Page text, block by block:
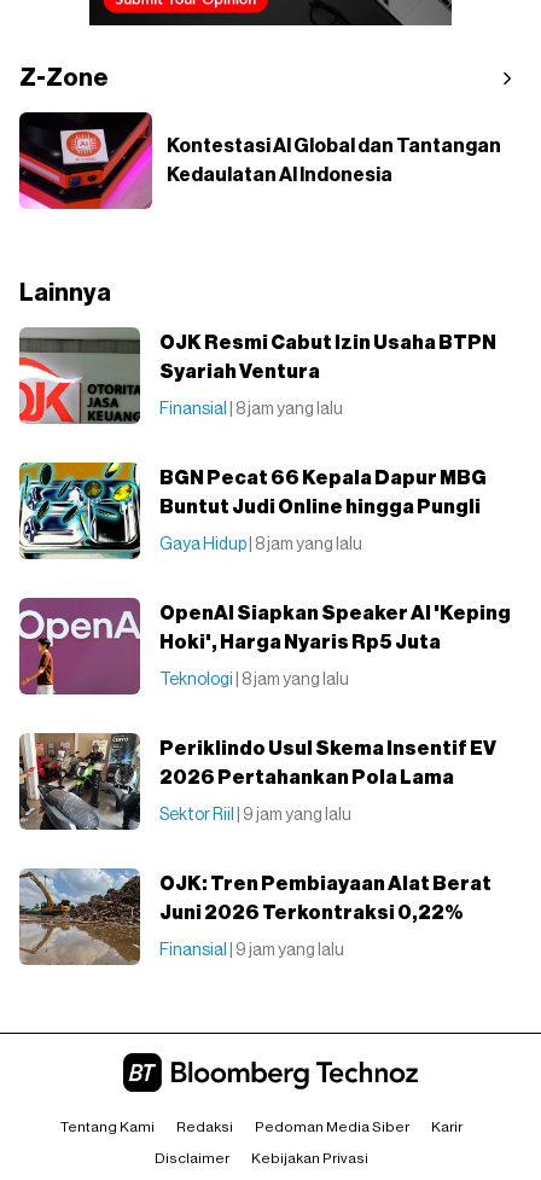
Z-Zone
Kontestasi AI Global dan Tantangan
Kedaulatan AI Indonesia
Lainnya
OJK Resmi Cabut Izin Usaha BTPN
Syariah Ventura
Finansial | 8 jam yang lalu
BGN Pecat 66 Kepala Dapur MBG
Buntut Judi Online hingga Pungli
Gaya Hidup | 8 jam yang lalu
OpenAI Siapkan Speaker AI 'Keping
Hoki', Harga Nyaris Rp5 Juta
Teknologi | 8 jam yang lalu
Periklindo Usul Skema Insentif EV
2026 Pertahankan Pola Lama
Sektor Riil | 9 jam yang lalu
OJK: Tren Pembiayaan Alat Berat
Juni 2026 Terkontraksi 0,22%
Finansial | 9 jam yang lalu
Tentang Kami Redaksi Pedoman Media Siber Karir
Disclaimer Kebijakan Privasi